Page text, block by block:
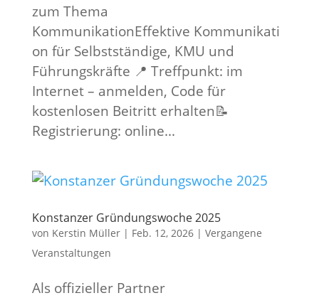
zum Thema
KommunikationEffektive Kommunikati
on für Selbstständige, KMU und
Führungskräfte 📍 Treffpunkt: im
Internet – anmelden, Code für
kostenlosen Beitritt erhalten📝
Registrierung: online...
Konstanzer Gründungswoche 2025
von Kerstin Müller| Feb. 12, 2026| Vergangene
Veranstaltungen
Als offizieller Partner